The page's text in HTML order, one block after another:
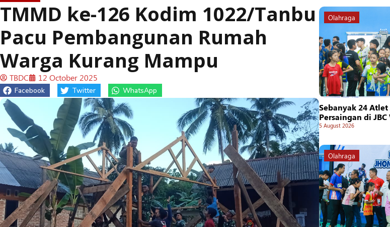
TMMD ke-126 Kodim 1022/Tanbu
Pacu Pembangunan Rumah
Warga Kurang Mampu
TBDC 12 October 2025
Facebook Twitter WhatsApp
Olahraga
Sebanyak 24
Persaingan di
5 August 2026
Olahraga